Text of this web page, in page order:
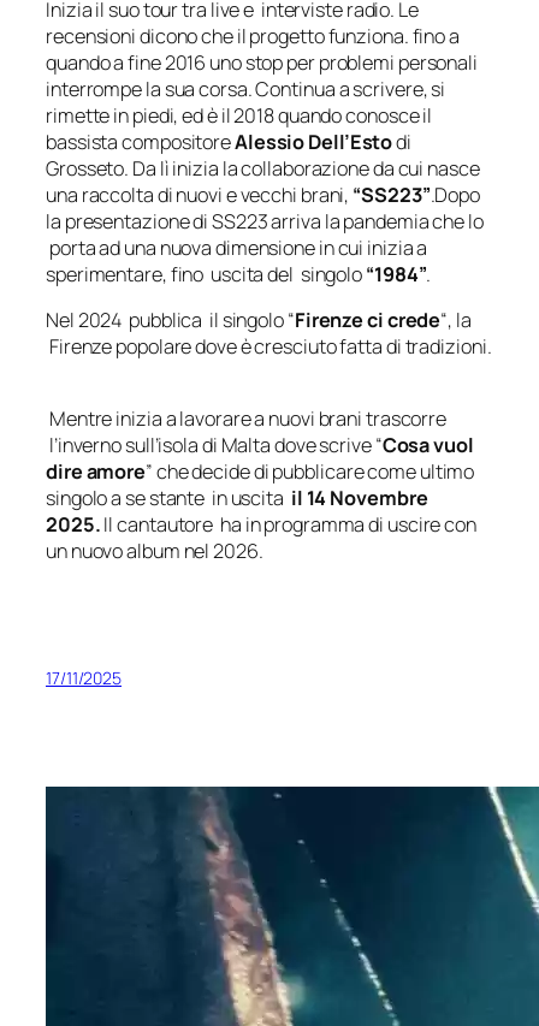
Inizia il suo tour tra live e interviste radio. Le
recensioni dicono che il progetto funziona. fino a
quando a fine 2016 uno stop per problemi personali
interrompe la sua corsa. Continua a scrivere, si
rimette in piedi, ed è il 2018 quando conosce il
bassista compositoreAlessio Dell’Estodi
Grosseto. Da lì inizia la collaborazione da cui nasce
una raccolta di nuovi e vecchi brani, “SS223”.Dopo
la presentazione di SS223 arriva la pandemia che lo
porta ad una nuova dimensione in cui inizia a
sperimentare, fino uscita del singolo“1984”.
Nel 2024 pubblica il singolo “Firenze ci crede“, la
Firenze popolare dove è cresciuto fatta di tradizioni.
Mentre inizia a lavorare a nuovi brani trascorre
l’inverno sull’isola di Malta dove scrive “Cosa vuol
dire amore” che decide di pubblicare come ultimo
singolo a se stante in uscita il 14 Novembre
2025.Il cantautore ha in programma di uscire con
un nuovo album nel 2026.
17/11/2025